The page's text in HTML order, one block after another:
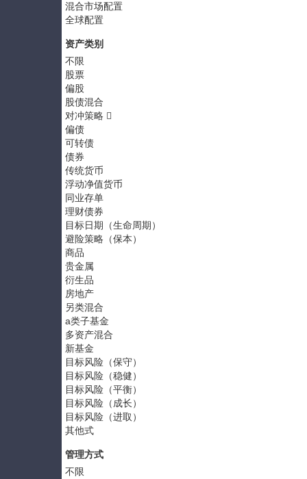
混合市场配置
全球配置
资产类别
不限
股票
偏股
股债混合
对冲策略
偏债
可转债
债券
传统货币
浮动净值货币
同业存单
理财债券
目标日期（生命周期）
避险策略（保本）
商品
贵金属
衍生品
房地产
另类混合
a类子基金
多资产混合
新基金
目标风险（保守）
目标风险（稳健）
目标风险（平衡）
目标风险（成长）
目标风险（进取）
其他式
管理方式
不限